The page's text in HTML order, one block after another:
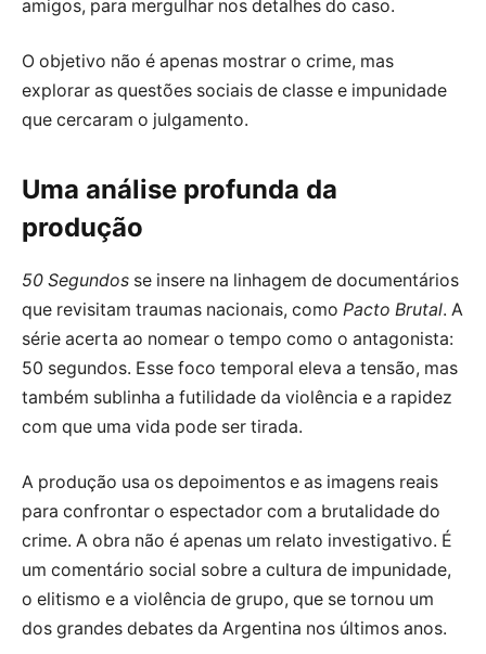
amigos, para mergulhar nos detalhes do caso.
O objetivo não é apenas mostrar o crime, mas
explorar as questões sociais de classe e impunidade
que cercaram o julgamento.
Uma análise profunda da
produção
50 Segundos se insere na linhagem de documentários
que revisitam traumas nacionais, como Pacto Brutal. A
série acerta ao nomear o tempo como o antagonista:
50 segundos. Esse foco temporal eleva a tensão, mas
também sublinha a futilidade da violência e a rapidez
com que uma vida pode ser tirada.
A produção usa os depoimentos e as imagens reais
para confrontar o espectador com a brutalidade do
crime. A obra não é apenas um relato investigativo. É
um comentário social sobre a cultura de impunidade,
o elitismo e a violência de grupo, que se tornou um
dos grandes debates da Argentina nos últimos anos.